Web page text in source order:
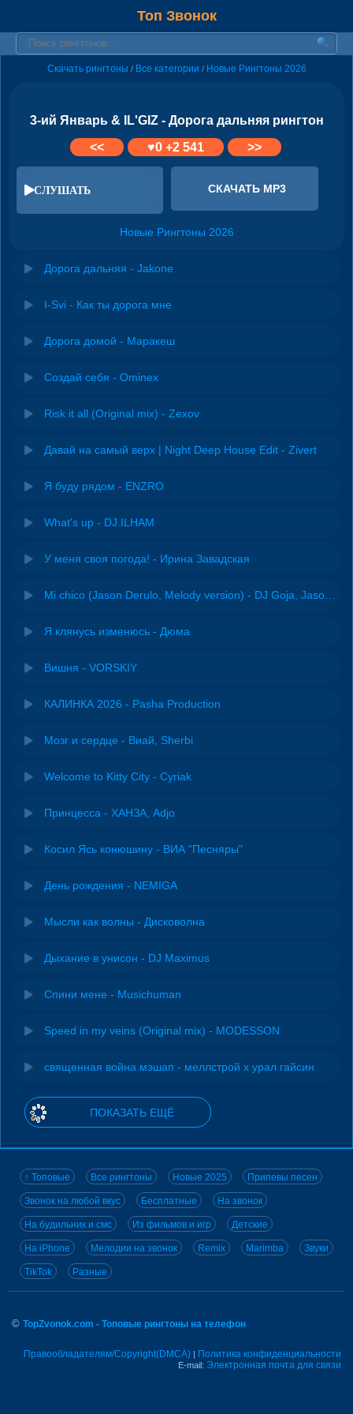
Топ Звонок
Скачать рингтоны / Все категории / Новые Рингтоны 2026
3-ий Январь & IL'GIZ - Дорога дальняя рингтон
<<
♥0 +2 541 >>
СЛУШАТЬ СКАЧАТЬ MP3
Новые Рингтоны 2026
Дорога дальняя - Jakone
I-Svi - Как ты дорога мне
Дорога домой - Маракеш
Создай себя - Ominex
Risk it all (Original mix) - Zexov
Давай на самый верх | Night Deep House Edit - Zivert
Я буду рядом - ENZRO
What's up - DJ.ILHAM
У меня своя погода! - Ирина Завадская
Я клянусь изменюсь - Дюма
Вишня - VORSKIY
КАЛИНКА 2026 - Pasha Production
Мозг и сердце - Виай, Sherbi
Welcome to Kitty City - Cyriak
Принцесса - ХАНЗА, Adjo
Косил Ясь конюшину - ВИА "Песняры"
День рождения - NEMIGA
Мысли как волны - Дисковолна
Дыхание в унисон - DJ Maximus
Спини мене - Musichuman
Speed in my veins (Original mix) - MODESSON
священная война мэшап - меллстрой х урал гайсин
ПОКАЗАТЬ ЕЩЁ
↑ Топовые Все рингтоны Новые 2025 Припевы песен
Звонок на любой вкус Бесплатные На звонок
На будильник и смс Из фильмов и игр Детские
На iPhone Мелодии на звонок Remix Marimba Звуки
TikTok Разные
© TopZvonok.com - Топовые рингтоны на телефон
Правообладателям/Copyright(DMCA) | Политика конфиденциальности
E-mail: Электронная почта для связи